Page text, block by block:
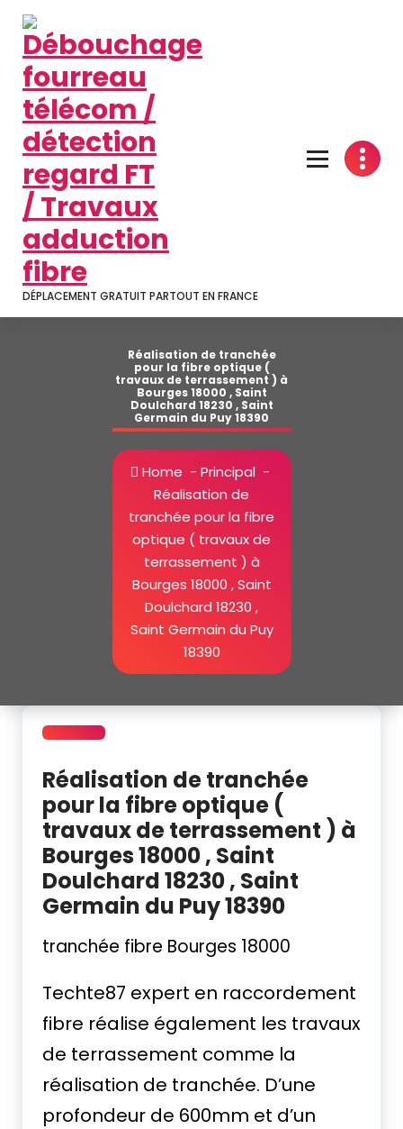
contenu
DÉPLACEMENT GRATUIT PARTOUT EN FRANCE
Réalisation de tranchée
pour la fibre optique (
travaux de terrassement ) à
Bourges 18000 , Saint
Doulchard 18230 , Saint
Germain du Puy 18390
Home - Principal-
Réalisation de
tranchée pour la fibre
optique ( travaux de
terrassement ) à
Bourges 18000 , Saint
Doulchard 18230 ,
Saint Germain du Puy
18390
Réalisation de tranchée
pour la fibre optique (
travaux de terrassement ) à
Bourges 18000 , Saint
Doulchard 18230 , Saint
Germain du Puy 18390
tranchée fibre Bourges 18000
Techte87 expert en raccordement
fibre réalise également les travaux
de terrassement comme la
réalisation de tranchée. D’une
profondeur de 600mm et d’un